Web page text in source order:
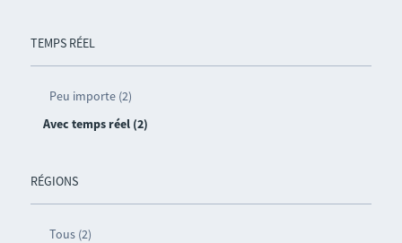
TEMPS RÉEL
Peu importe (2)
Avec temps réel (2)
RÉGIONS
Tous (2)